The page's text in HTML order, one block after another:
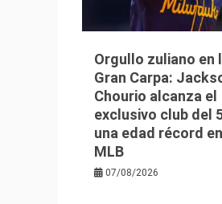
Orgullo zuliano en
Gran Carpa:
Chourio alcanza el
exclusivo club del
una edad récord
MLB
07/08/2026